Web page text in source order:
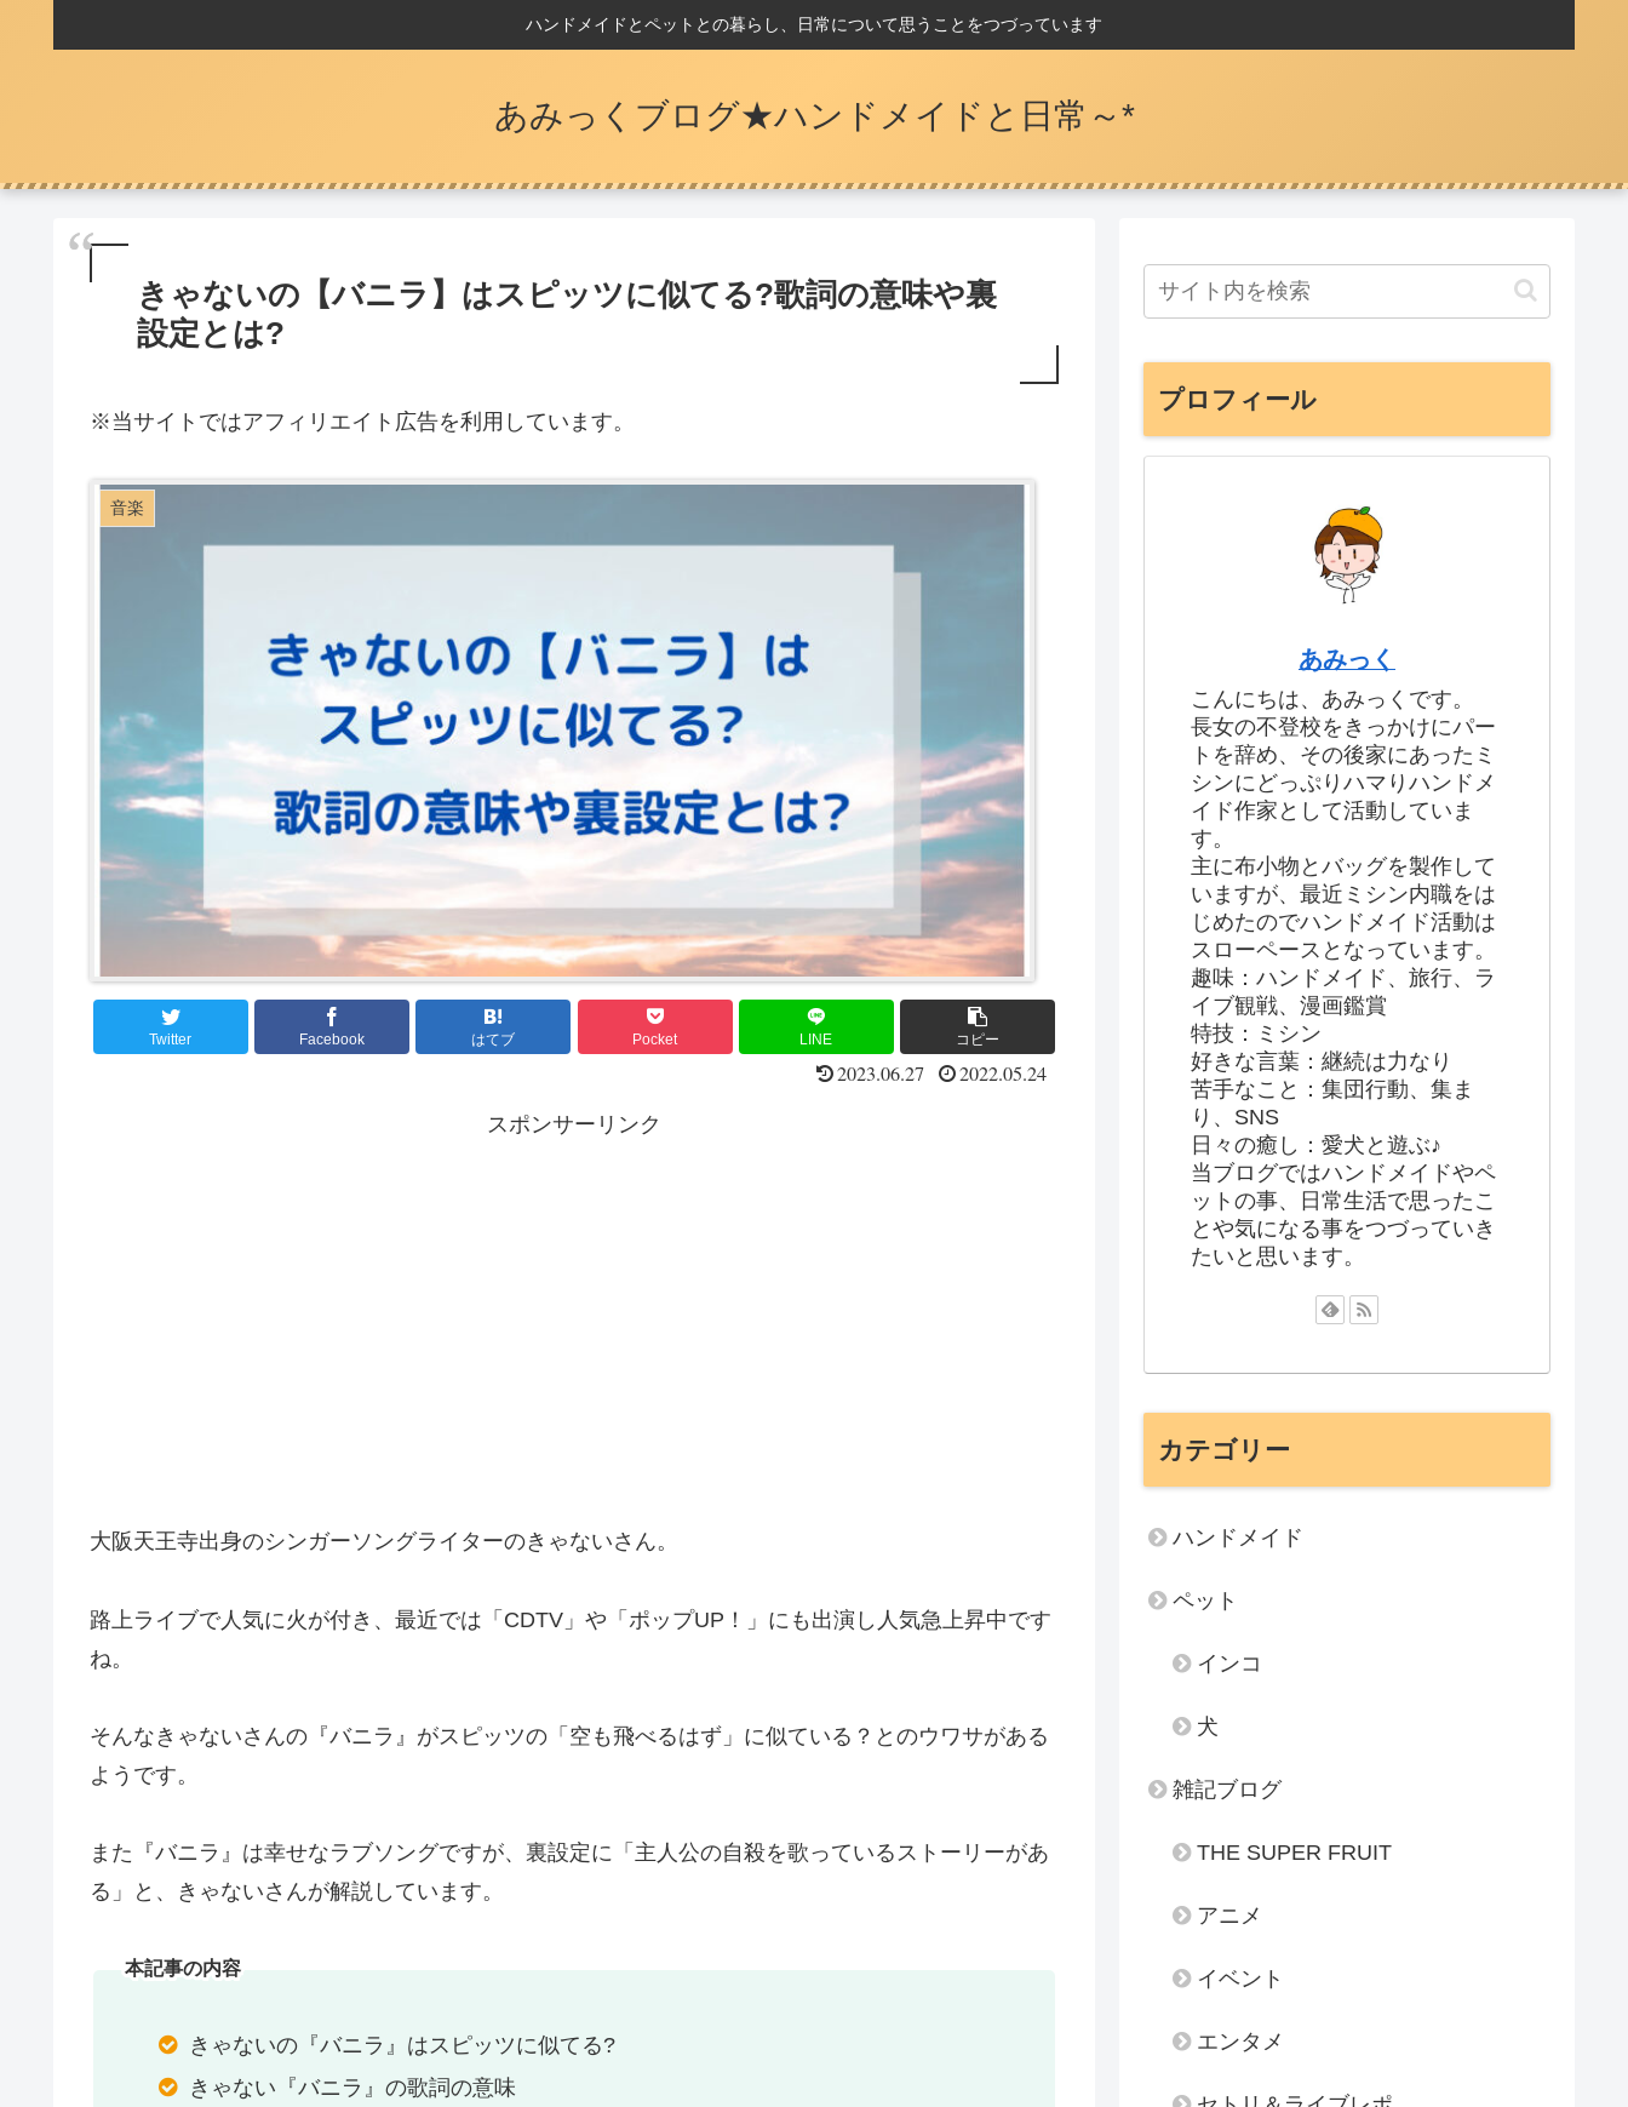
ハンドメイドとペットとの暮らし、日常について思うことをつづっています
あみっくブログ★ハンドメイドと日常～*
きゃないの【バニラ】はスピッツに似てる?歌詞の意味や裏
設定とは?
※当サイトではアフィリエイト広告を利用しています。
音楽
Twitter Facebook はてブ Pocket LINE コピー
2023.06.27 2022.05.24
スポンサーリンク
大阪天王寺出身のシンガーソングライターのきゃないさん。
路上ライブで人気に火が付き、最近では「CDTV」や「ポップUP！」にも出演し人気急上昇中です
ね。
そんなきゃないさんの『バニラ』がスピッツの「空も飛べるはず」に似ている？とのウワサがある
ようです。
また『バニラ』は幸せなラブソングですが、裏設定に「主人公の自殺を歌っているストーリーがあ
る」と、きゃないさんが解説しています。
本記事の内容
きゃないの『バニラ』はスピッツに似てる?
きゃない『バニラ』の歌詞の意味
プロフィール
あみっく
こんにちは、あみっくです。
長女の不登校をきっかけにパー
トを辞め、その後家にあったミ
シンにどっぷりハマりハンドメ
イド作家として活動していま
す。
主に布小物とバッグを製作して
いますが、最近ミシン内職をは
じめたのでハンドメイド活動は
スローペースとなっています。
趣味：ハンドメイド、旅行、ラ
イブ観戦、漫画鑑賞
特技：ミシン
好きな言葉：継続は力なり
苦手なこと：集団行動、集ま
り、SNS
日々の癒し：愛犬と遊ぶ♪
当ブログではハンドメイドやペ
ットの事、日常生活で思ったこ
とや気になる事をつづっていき
たいと思います。
カテゴリー
ハンドメイド
ペット
インコ
犬
雑記ブログ
THE SUPER FRUIT
アニメ
イベント
エンタメ